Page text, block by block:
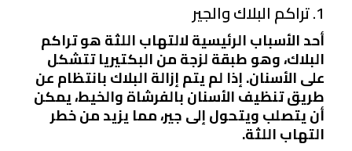
1. تراكم البلاك والجير
أحد الأسباب الرئيسية لالتهاب اللثة هو تراكم
البلاك، وهو طبقة لزجة من البكتيريا تتشكل
على الأسنان. إذا لم يتم إزالة البلاك بانتظام عن
طريق تنظيف الأسنان بالفرشاة والخيط، يمكن
أن يتصلب ويتحول إلى جير، مما يزيد من خطر
التهاب اللثة.